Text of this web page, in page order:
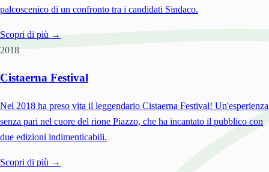
palcoscenico di un confronto tra i candidati Sindaco.
Scopri di più →
2018
Cistaerna Festival
Nel 2018 ha preso vita il leggendario Cistaerna Festival! Un'esperienza
senza pari nel cuore del rione Piazzo, che ha incantato il pubblico con
due edizioni indimenticabili.
Scopri di più →